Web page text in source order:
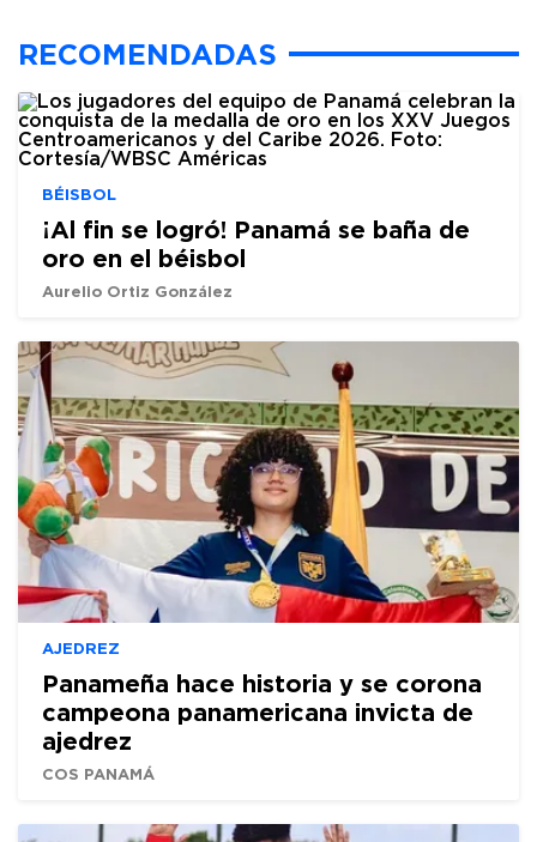
RECOMENDADAS
BÉISBOL
¡Al fin se logró! Panamá se baña de
oro en el béisbol
Aurelio Ortiz González
AJEDREZ
Panameña hace historia y se corona
campeona panamericana invicta de
ajedrez
COS PANAMÁ